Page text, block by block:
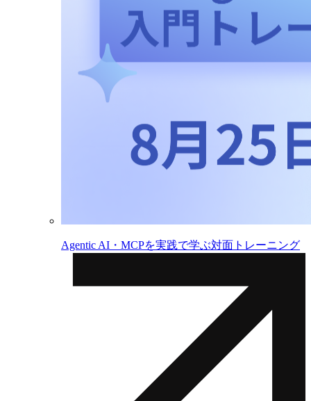
Agentic AI・MCPを実践で学ぶ対面トレーニング